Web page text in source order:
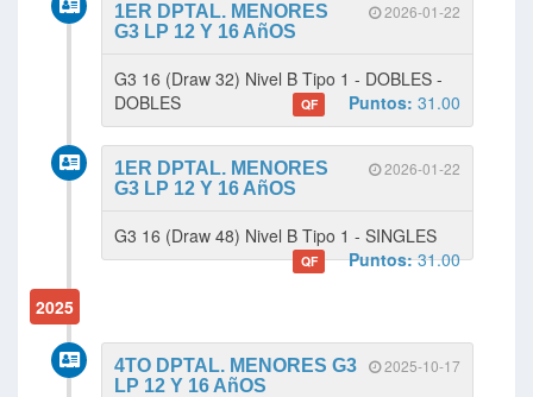
2026-01-22
1ER DPTAL. MENORES
G3 LP 12 Y 16 AñOS
G3 16 (Draw 32) Nivel B Tipo 1 - DOBLES -
DOBLES
QF Puntos: 31.00
2026-01-22
1ER DPTAL. MENORES
G3 LP 12 Y 16 AñOS
G3 16 (Draw 48) Nivel B Tipo 1 - SINGLES
QF Puntos:31.00
2025
2025-10-17
4TO DPTAL. MENORES G3
LP 12 Y 16 AñOS